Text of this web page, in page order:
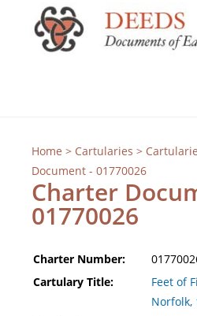
Home > Cartularies >
Document - 01770026
Charter
01770026
Charter Number:
Cartulary Title:
Feet of
Norfolk,